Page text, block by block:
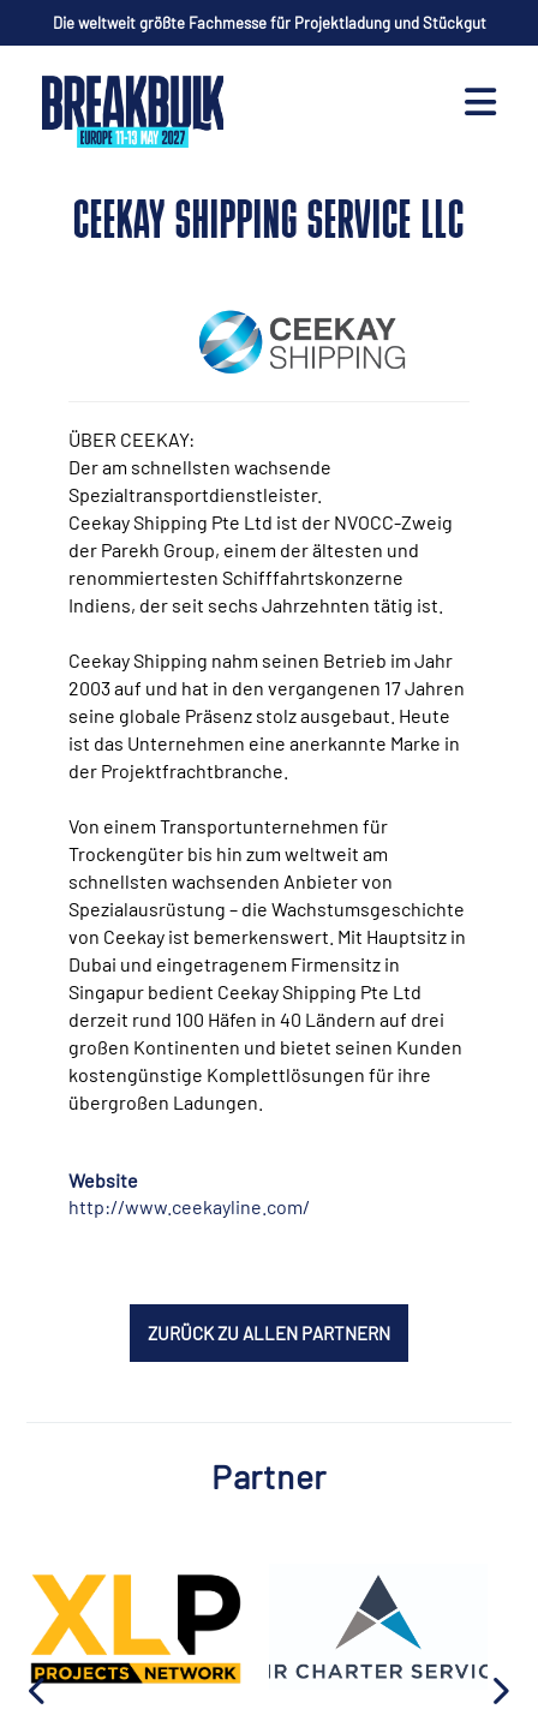
Die weltweit größte Fachmesse für Projektladung und Stückgut
CEEKAY SHIPPING SERVICE LLC
ÜBER CEEKAY:
Der am schnellsten wachsende
Spezialtransportdienstleister.
Ceekay Shipping Pte Ltd ist der NVOCC-Zweig
der Parekh Group, einem der ältesten und
renommiertesten Schifffahrtskonzerne
Indiens, der seit sechs Jahrzehnten tätig ist.
Ceekay Shipping nahm seinen Betrieb im Jahr
2003 auf und hat in den vergangenen 17 Jahren
seine globale Präsenz stolz ausgebaut. Heute
ist das Unternehmen eine anerkannte Marke in
der Projektfrachtbranche.
Von einem Transportunternehmen für
Trockengüter bis hin zum weltweit am
schnellsten wachsenden Anbieter von
Spezialausrüstung – die Wachstumsgeschichte
von Ceekay ist bemerkenswert. Mit Hauptsitz in
Dubai und eingetragenem Firmensitz in
Singapur bedient Ceekay Shipping Pte Ltd
derzeit rund 100 Häfen in 40 Ländern auf drei
großen Kontinenten und bietet seinen Kunden
kostengünstige Komplettlösungen für ihre
übergroßen Ladungen.
Website
http://www.ceekayline.com/
ZURÜCK ZU ALLEN PARTNERN
Partner